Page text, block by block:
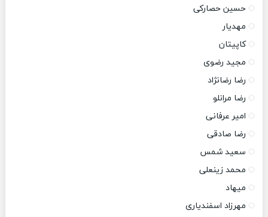
حسین حصارکی
مهدیار
کاپیتان
مجید رضوی
رضا رضانژاد
رضا مرانلو
امیر عرفانی
رضا صادقی
سعید شمس
محمد زینعلی
میهاد
مهرزاد اسفندیاری